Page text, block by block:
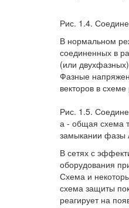
Рис. 1.4.
В нормальном
соединенных в
(или
Фазные
векторов в
Рис. 1.5.
а - общая схема
замыкании фазы
В сетях с
оборудования
Схема и
схема защиты
реагирует на